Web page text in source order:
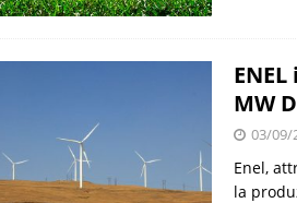
MW
03/09/
Enel,
la